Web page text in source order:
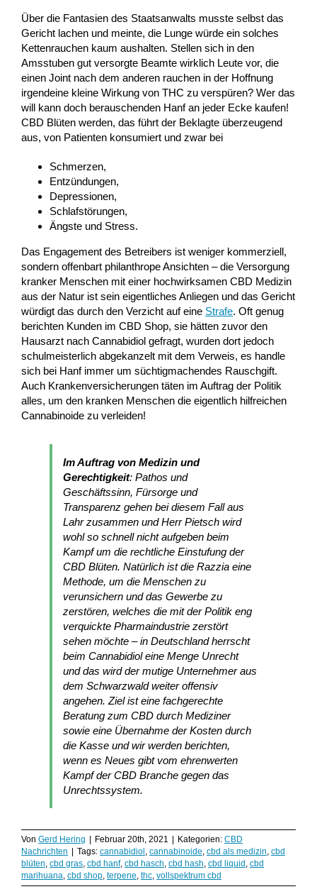
Über die Fantasien des Staatsanwalts musste selbst das
Gericht lachen und meinte, die Lunge würde ein solches
Kettenrauchen kaum aushalten. Stellen sich in den
Amsstuben gut versorgte Beamte wirklich Leute vor, die
einen Joint nach dem anderen rauchen in der Hoffnung
irgendeine kleine Wirkung von THC zu verspüren? Wer das
will kann doch berauschenden Hanf an jeder Ecke kaufen!
CBD Blüten werden, das führt der Beklagte überzeugend
aus, von Patienten konsumiert und zwar bei
Schmerzen,
Entzündungen,
Depressionen,
Schlafstörungen,
Ängste und Stress.
Das Engagement des Betreibers ist weniger kommerziell,
sondern offenbart philanthrope Ansichten – die Versorgung
kranker Menschen mit einer hochwirksamen CBD Medizin
aus der Natur ist sein eigentliches Anliegen und das Gericht
würdigt das durch den Verzicht auf eine Strafe. Oft genug
berichten Kunden im CBD Shop, sie hätten zuvor den
Hausarzt nach Cannabidiol gefragt, wurden dort jedoch
schulmeisterlich abgekanzelt mit dem Verweis, es handle
sich bei Hanf immer um süchtigmachendes Rauschgift.
Auch Krankenversicherungen täten im Auftrag der Politik
alles, um den kranken Menschen die eigentlich hilfreichen
Cannabinoide zu verleiden!
Im Auftrag von Medizin und
Gerechtigkeit: Pathos und
Geschäftssinn, Fürsorge und
Transparenz gehen bei diesem Fall aus
Lahr zusammen und Herr Pietsch wird
wohl so schnell nicht aufgeben beim
Kampf um die rechtliche Einstufung der
CBD Blüten. Natürlich ist die Razzia eine
Methode, um die Menschen zu
verunsichern und das Gewerbe zu
zerstören, welches die mit der Politik eng
verquickte Pharmaindustrie zerstört
sehen möchte – in Deutschland herrscht
beim Cannabidiol eine Menge Unrecht
und das wird der mutige Unternehmer aus
dem Schwarzwald weiter offensiv
angehen. Ziel ist eine fachgerechte
Beratung zum CBD durch Mediziner
sowie eine Übernahme der Kosten durch
die Kasse und wir werden berichten,
wenn es Neues gibt vom ehrenwerten
Kampf der CBD Branche gegen das
Unrechtssystem.
Von Gerd Hering | Februar 20th, 2021 | Kategorien: CBD
Nachrichten | Tags: cannabidiol, cannabinoide, cbd als medizin, cbd
blüten, cbd gras, cbd hanf, cbd hasch, cbd hash, cbd liquid, cbd
marihuana, cbd shop, terpene, thc, vollspektrum cbd